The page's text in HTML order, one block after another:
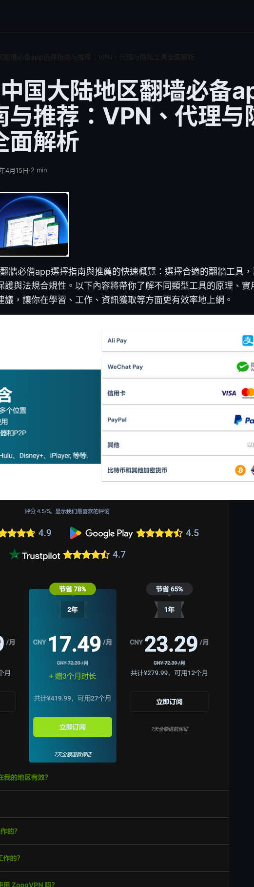
国大陆地区翻墙必备
与推荐：VPN、代理与
面解析
4月15日·2 min
牆必備app選擇指南與推薦的快速概覽：選擇合適的翻牆工具
護與法規合規性。以下內容將帶你了解不同類型工具的原理、實
議，讓你在學習、工作、資訊獲取等方面更有效率地上網。